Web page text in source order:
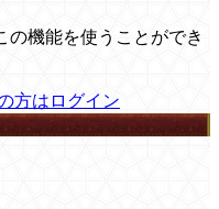
の機能を使うことができ
方はログイン